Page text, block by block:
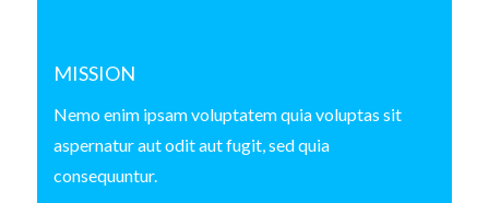
MISSION
Nemo enim ipsam voluptatem quia voluptas sit
aspernatur aut odit aut fugit, sed quia
consequuntur.